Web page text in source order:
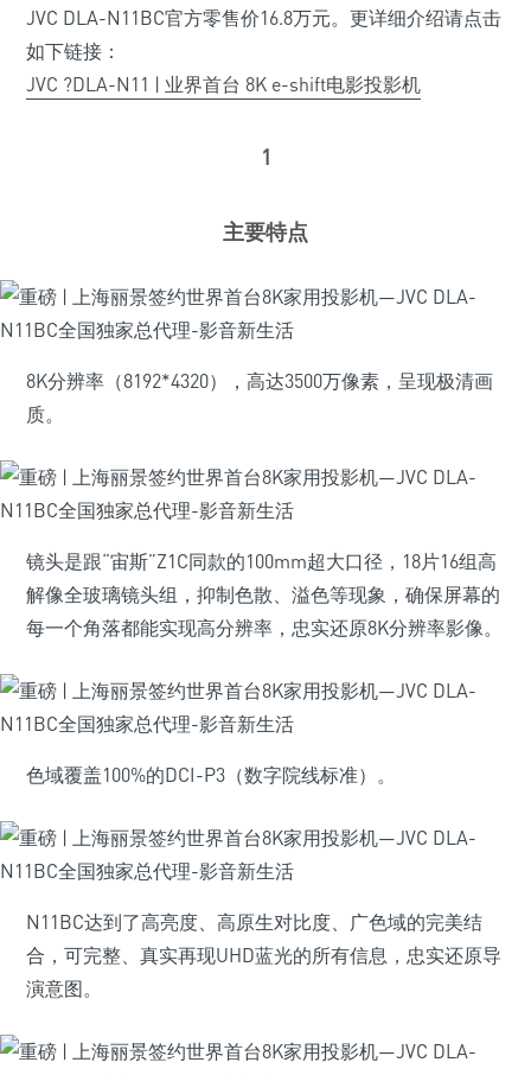
JVC DLA-N11BC官方零售价16.8万元。更详细介绍请点击
如下链接：
JVC ?DLA-N11 | 业界首台 8K e-shift电影投影机
1
主要特点
8K分辨率（8192*4320），高达3500万像素，呈现极清画
质。
镜头是跟“宙斯”Z1C同款的100mm超大口径，18片16组高
解像全玻璃镜头组，抑制色散、溢色等现象，确保屏幕的
每一个角落都能实现高分辨率，忠实还原8K分辨率影像。
色域覆盖100%的DCI-P3（数字院线标准）。
N11BC达到了高亮度、高原生对比度、广色域的完美结
合，可完整、真实再现UHD蓝光的所有信息，忠实还原导
演意图。